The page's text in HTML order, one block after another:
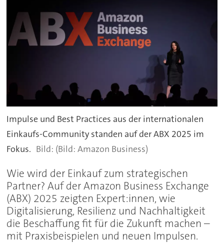
Impulse und Best Practices aus der internationalen
Einkaufs-Community standen auf der ABX 2025 im
Fokus.
(Bild: Amazon Business)
Wie wird der Einkauf zum strategischen
Partner? Auf der Amazon Business Exchange
(ABX) 2025 zeigten Expert:innen, wie
Digitalisierung, Resilienz und Nachhaltigkeit
die Beschaffung fit für die Zukunft machen –
mit Praxisbeispielen und neuen Impulsen.